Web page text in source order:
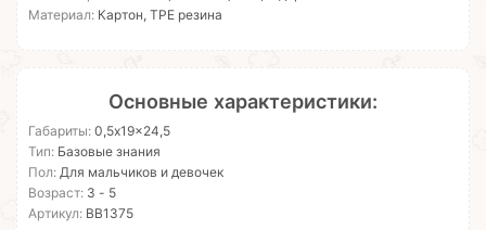
Материал: Картон, TPE резина
Основные характеристики:
Габариты: 0,5x19x24,5
Тип: Базовые знания
Пол: Для мальчиков и девочек
Возраст: 3 - 5
Артикул: ВВ1375